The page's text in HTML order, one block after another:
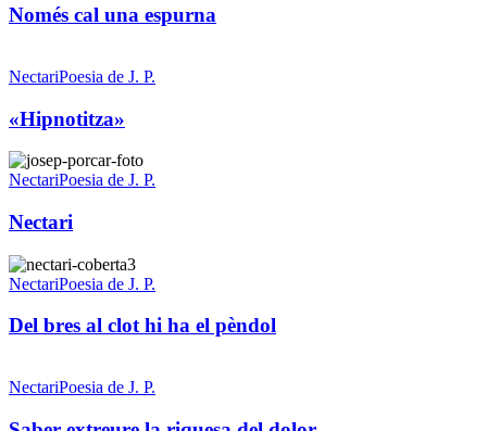
espurna
Només cal una espurna
NectariPoesia de J. P.
«Hipnotitza»
Nectari
NectariPoesia de J. P.
Nectari
Del
bres
clot
el
pèndol
NectariPoesia de J. P.
Del bres al clot hi ha el pèndol
extreure
riquesa
NectariPoesia de J. P.